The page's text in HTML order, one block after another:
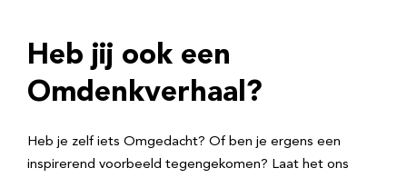
r
e
Heb jij ook een
Omdenkverhaal?
Heb je zelf iets Omgedacht? Of ben je ergens een
inspirerend voorbeeld tegengekomen? Laat het ons